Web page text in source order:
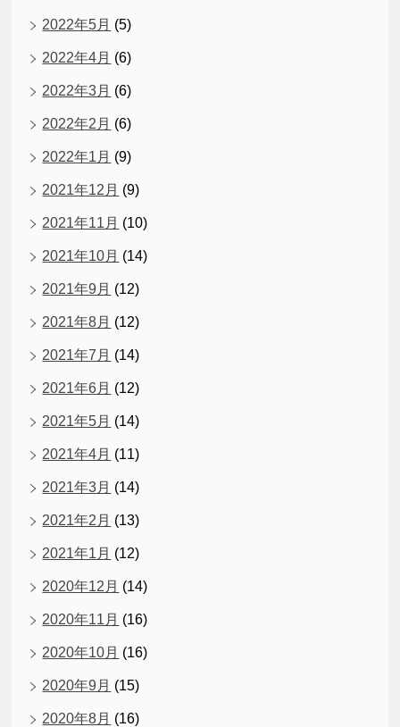
2022年5月 (5)
2022年4月 (6)
2022年3月 (6)
2022年2月 (6)
2022年1月 (9)
2021年12月 (9)
2021年11月 (10)
2021年10月 (14)
2021年9月 (12)
2021年8月 (12)
2021年7月 (14)
2021年6月 (12)
2021年5月 (14)
2021年4月 (11)
2021年3月 (14)
2021年2月 (13)
2021年1月 (12)
2020年12月 (14)
2020年11月 (16)
2020年10月 (16)
2020年9月 (15)
2020年8月 (16)